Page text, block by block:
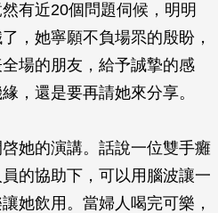
有近20個問題伺候，明明
，她寧願不負場眔的殷盼，
場的朋友，給予誠摯的感
，還是要再請她來分享。
她的演講。話說一位雙手癱
的協助下，可以用腦波讓一
她飲用。當婦人喝完可樂，